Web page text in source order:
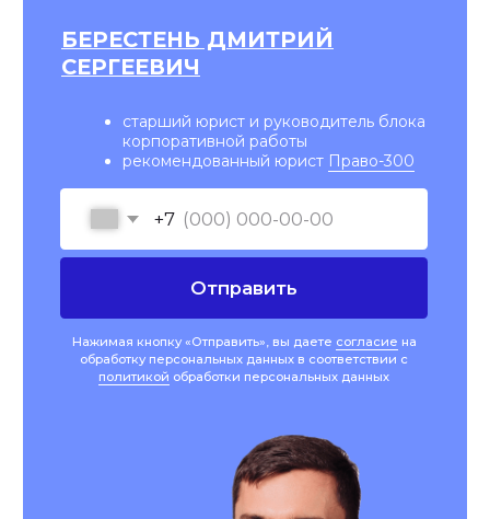
ПОДПИШИТЕСЬ НА НАШУ
ЮРИДИЧЕСКИХ НОВОСТЕЙ
Объясняем без «воды» и даем
Нажимая кнопку «Подписаться на рассылку», вы
на обработку персональных